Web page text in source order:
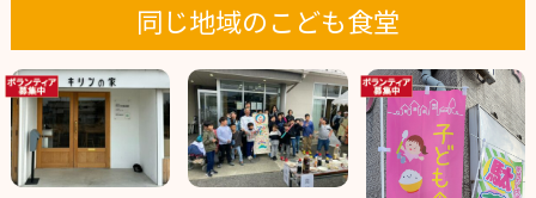
同じ地域のこども食堂